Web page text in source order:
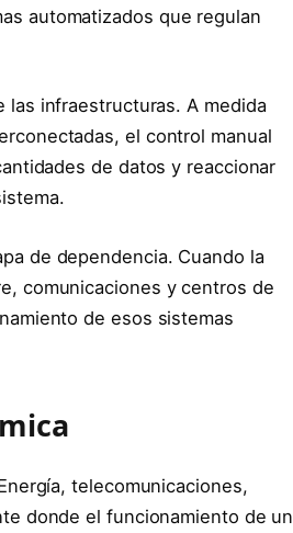
automatizados que regulan
las infraestructuras. A medida
el control manual
de datos y reaccionar
de dependencia. Cuando la
comunicaciones y centros de
de esos sistemas
telecomunicaciones,
donde el funcionamiento de un